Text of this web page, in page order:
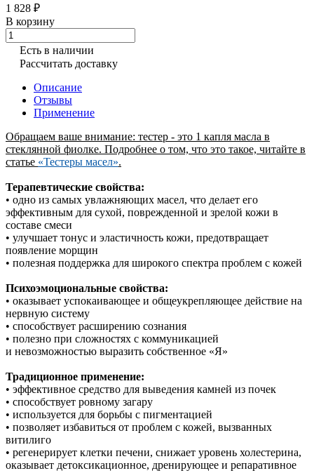
1 828 ₽
В корзину
Есть в наличии
Рассчитать доставку
Описание
Отзывы
Применение
Обращаем ваше внимание: тестер - это 1 капля масла в
стеклянной фиолке. Подробнее о том, что это такое, читайте в
статье «Тестеры масел».
Терапевтические свойства:
• одно из самых увлажняющих масел, что делает его
эффективным для сухой, поврежденной и зрелой кожи в
составе смеси
• улучшает тонус и эластичность кожи, предотвращает
появление морщин
• полезная поддержка для широкого спектра проблем с кожей
Психоэмоциональные свойства:
• оказывает успокаивающее и общеукрепляющее действие на
нервную систему
• способствует расширению сознания
• полезно при сложностях с коммуникацией
и невозможностью выразить собственное «Я»
Традиционное применение:
• эффективное средство для выведения камней из почек
• способствует ровному загару
• используется для борьбы с пигментацией
• позволяет избавиться от проблем с кожей, вызванных
витилиго
• регенерирует клетки печени, снижает уровень холестерина,
оказывает детоксикационное, дренирующее и репаративное